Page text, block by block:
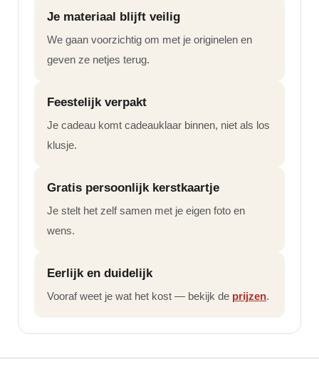
Je materiaal blijft veilig
We gaan voorzichtig om met je originelen en
geven ze netjes terug.
Feestelijk verpakt
Je cadeau komt cadeauklaar binnen, niet als los
klusje.
Gratis persoonlijk kerstkaartje
Je stelt het zelf samen met je eigen foto en
wens.
Eerlijk en duidelijk
Vooraf weet je wat het kost — bekijk de prijzen.